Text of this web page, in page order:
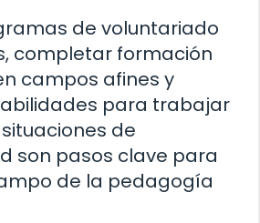
de voluntariado
completar formación
campos afines y
para trabajar
de
son pasos clave para
de la pedagogía